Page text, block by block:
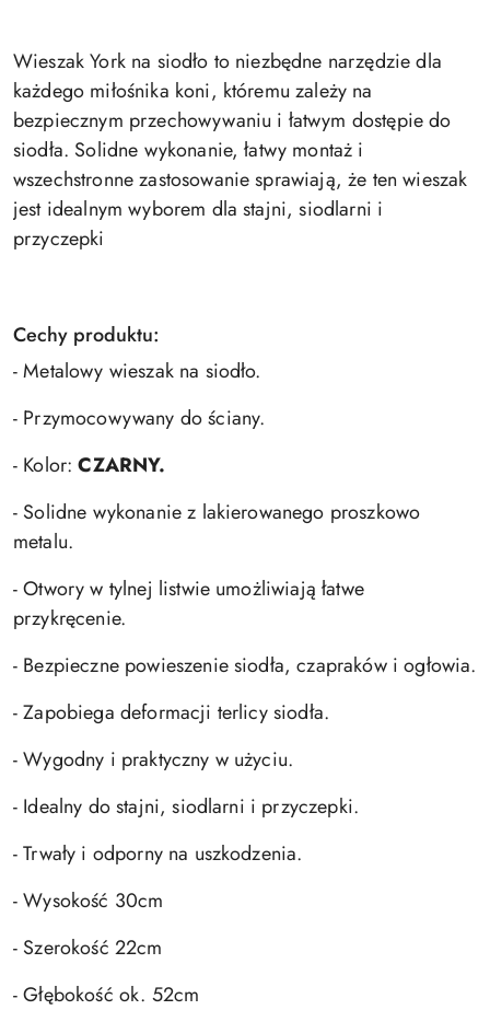
Wieszak York na siodło to niezbędne narzędzie dla
każdego miłośnika koni, któremu zależy na
bezpiecznym przechowywaniu i łatwym dostępie do
siodła. Solidne wykonanie, łatwy montaż i
wszechstronne zastosowanie sprawiają, że ten wieszak
jest idealnym wyborem dla stajni, siodlarni i
przyczepki
Cechy produktu:
- Metalowy wieszak na siodło.
- Przymocowywany do ściany.
- Kolor:CZARNY.
- Solidne wykonanie z lakierowanego proszkowo
metalu.
- Otwory w tylnej listwie umożliwiają łatwe
przykręcenie.
- Bezpieczne powieszenie siodła, czapraków i ogłowia.
- Zapobiega deformacji terlicy siodła.
- Wygodny i praktyczny w użyciu.
- Idealny do stajni, siodlarni i przyczepki.
- Trwały i odporny na uszkodzenia.
- Wysokość 30cm
- Szerokość 22cm
- Głębokość ok. 52cm